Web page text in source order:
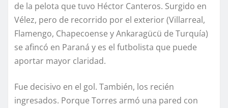
de la pelota que tuvo Héctor Canteros. Surgido en
Vélez, pero de recorrido por el exterior (Villarreal,
Flamengo, Chapecoense y Ankaragücü de Turquía)
se afincó en Paraná y es el futbolista que puede
aportar mayor claridad.
Fue decisivo en el gol. También, los recién
ingresados. Porque Torres armó una pared con